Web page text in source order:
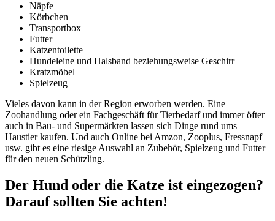
Näpfe
Körbchen
Transportbox
Futter
Katzentoilette
Hundeleine und Halsband beziehungsweise Geschirr
Kratzmöbel
Spielzeug
Vieles davon kann in der Region erworben werden. Eine
Zoohandlung oder ein Fachgeschäft für Tierbedarf und immer öfter
auch in Bau- und Supermärkten lassen sich Dinge rund ums
Haustier kaufen. Und auch Online bei Amzon, Zooplus, Fressnapf
usw. gibt es eine riesige Auswahl an Zubehör, Spielzeug und Futter
für den neuen Schützling.
Der Hund oder die Katze ist eingezogen?
Darauf sollten Sie achten!